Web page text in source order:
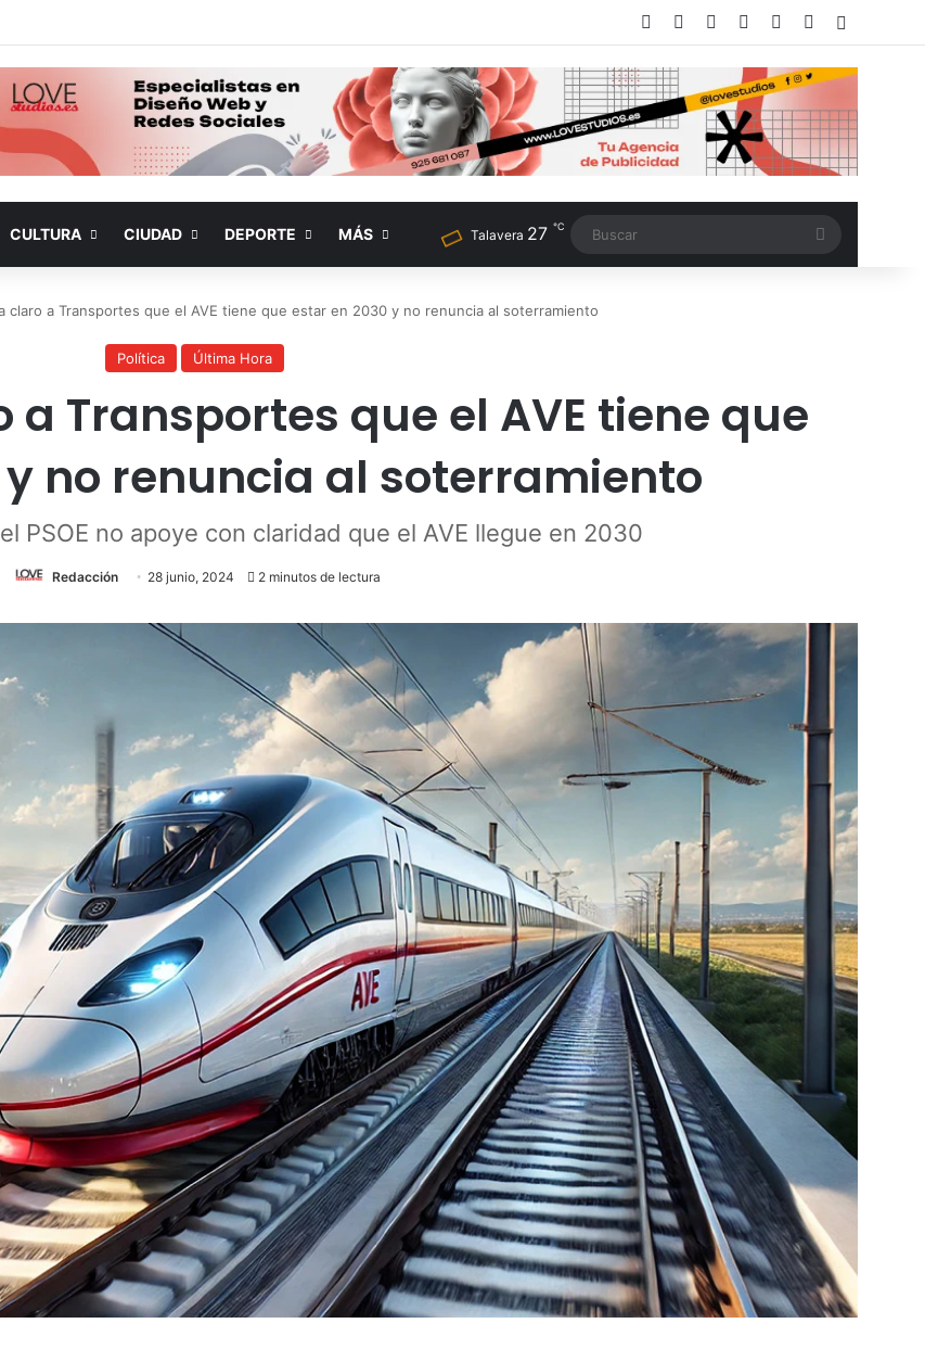
Facebook LinkedInInstagram
TikTokRSS
CULTURA CIUDAD DEPORTE MÁS Talavera 27 ℃
claro a Transportes que el AVE tiene que estar en 2030 y no renuncia al soterramiento
Política Última Hora
Transportes que el AVE tiene que
no renuncia al soterramiento
PSOE no apoye con claridad que el AVE llegue en 2030
Redacción 28 junio, 2024 2 minutos de lectura